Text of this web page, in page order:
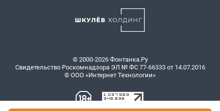
© 2000-2026 Фонтанка.Ру
Свидетельство Роскомнадзора ЭЛ № ФС 77-66333 от 14.07.2016
© ООО «Интернет Технологии»